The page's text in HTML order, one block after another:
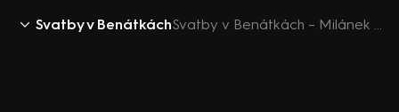
Svatby v Benátkách Svatby v Benátkách – Milánek a Filip balí Kamilu